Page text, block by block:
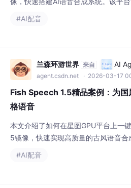
松利用该镜像的核心功能，如将文本
#AI配音
兰森环游世界 来自 AI
agent.csdn.net · 2026-03-17
Fish Speech 1.5精品案例：为
格语音
本文介绍了如何在星图GPU平台上一
5镜像，快速实现高质量的古风语音合
有声读物等场景设计，能够生成富有
#AI配音